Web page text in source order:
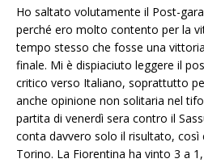
Ho saltato volutamente il Post-
perché ero molto contento per la
tempo stesso che fosse una
finale. Mi è dispiaciuto leggere il
critico verso Italiano, soprattutto
anche opinione non solitaria nel
partita di venerdì sera contro il
conta davvero solo il risultato, così
Torino. La Fiorentina ha vinto 3 a